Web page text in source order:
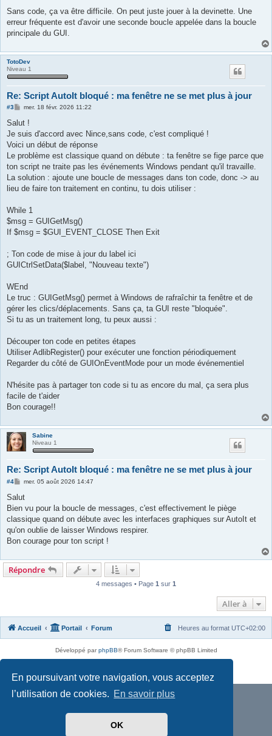
En poursuivant votre navigation, vous acceptez
l’utilisation de cookies. En savoir plus
OK
s
a
g
Sans code, ça va être difficile. On peut juste jouer à la devinette. Une
erreur fréquente est d'avoir une seconde boucle appelée dans la boucle
principale du GUI.
TotoDev
Niveau 1
Re: Script AutoIt bloqué : ma fenêtre ne se met plus à jour
#3
M
s
a
g
mer. 18 févr. 2026 11:22
Salut !
Je suis d'accord avec Nince,sans code, c'est compliqué !
Voici un début de réponse
Le problème est classique quand on débute : ta fenêtre se fige parce que
ton script ne traite pas les événements Windows pendant qu'il travaille.
La solution : ajoute une boucle de messages dans ton code, donc -> au
lieu de faire ton traitement en continu, tu dois utiliser :
While 1
$msg = GUIGetMsg()
If $msg = $GUI_EVENT_CLOSE Then Exit
; Ton code de mise à jour du label ici
GUICtrlSetData($label, "Nouveau texte")
WEnd
Le truc : GUIGetMsg() permet à Windows de rafraîchir ta fenêtre et de
gérer les clics/déplacements. Sans ça, ta GUI reste "bloquée".
Si tu as un traitement long, tu peux aussi :
Découper ton code en petites étapes
Utiliser AdlibRegister() pour exécuter une fonction périodiquement
Regarder du côté de GUIOnEventMode pour un mode événementiel
N'hésite pas à partager ton code si tu as encore du mal, ça sera plus
facile de t'aider
Bon courage!!
Sabine
Niveau 1
Re: Script AutoIt bloqué : ma fenêtre ne se met plus à jour
#4
M
s
a
g
mer. 05 août 2026 14:47
Salut
Bien vu pour la boucle de messages, c'est effectivement le piège
classique quand on débute avec les interfaces graphiques sur AutoIt et
qu'on oublie de laisser Windows respirer.
Bon courage pour ton script !
Répondre
4 messages • Page 1 sur 1
Aller à
Accueil Portail Forum Heures au format UTC+02:00
Développé parphpBB® Forum Software © phpBB Limited
Traduit parphpBB-fr.com